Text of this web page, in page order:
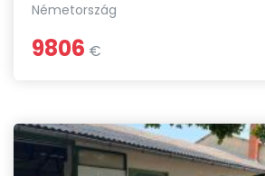
Németország
9806 €